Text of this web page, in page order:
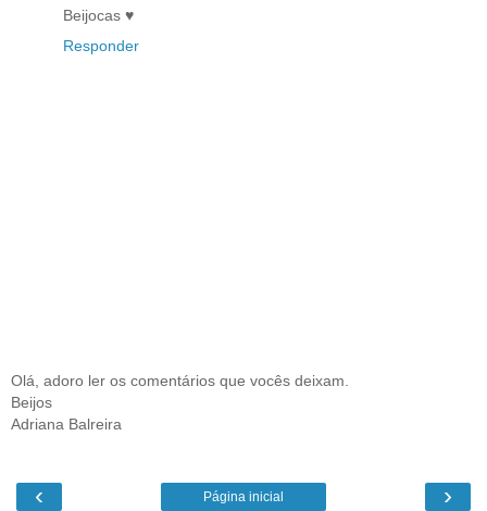
Beijocas ♥
Responder
Olá, adoro ler os comentários que vocês deixam.
Beijos
Adriana Balreira
‹ ›
Página inicial